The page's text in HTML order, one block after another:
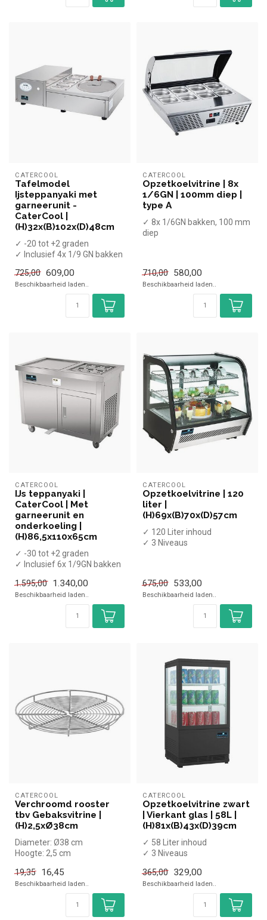
CATERCOOL
Tafelmodel
Ijsteppanyaki met
garneerunit -
CaterCool |
(H)32x(B)102x(D)48cm
✓ -20 tot +2 graden
✓ Inclusief 4x 1/9 GN bakken
✓ Breedte 96 cm, diepte...
725,00 609,00
Beschikbaarheid laden..
CATERCOOL
Opzetkoelvitrine | 8x
1/6GN | 100mm diep |
type A
✓ 8x 1/6GN bakken, 100 mm
diep
✓ B...
710,00 580,00
Beschikbaarheid laden..
CATERCOOL
IJs teppanyaki |
CaterCool | Met
garneerunit en
onderkoeling |
(H)86,5x110x65cm
✓ -30 tot +2 graden
✓ Inclusief 6x 1/9GN bakken
✓ B...
1.595,00 1.340,00
Beschikbaarheid laden..
CATERCOOL
Opzetkoelvitrine | 120
liter |
(H)69x(B)70x(D)57cm
✓ 120 Liter inhoud
✓ 3 Niveaus
675,00
533,00
Beschikbaarheid laden..
CATERCOOL
Verchroomd rooster
tbv Gebaksvitrine |
(H)2,5xØ38cm
Diameter: Ø38 cm
Hoogte: 2,5 cm
19,35
16,45
Beschikbaarheid laden..
CATERCOOL
Opzetkoelvitrine zwart
| Vierkant glas | 58L |
(H)81x(B)43x(D)39cm
✓ 58 Liter inhoud
✓ 3 Niveaus
✓ 0 tot +12 graden
✓ Breedte 42...
365,00 329,00
Beschikbaarheid laden..